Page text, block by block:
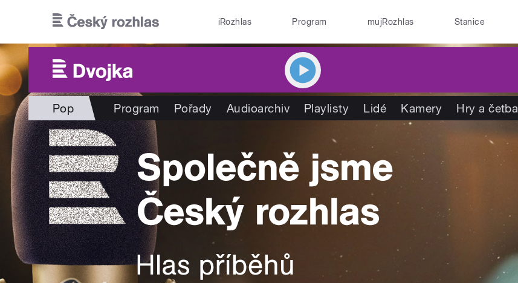
iRozhlas Program mujRozhlas Stanice
Pop Program Pořady Audioarchiv Playlisty Lidé Kamery Hry a četba